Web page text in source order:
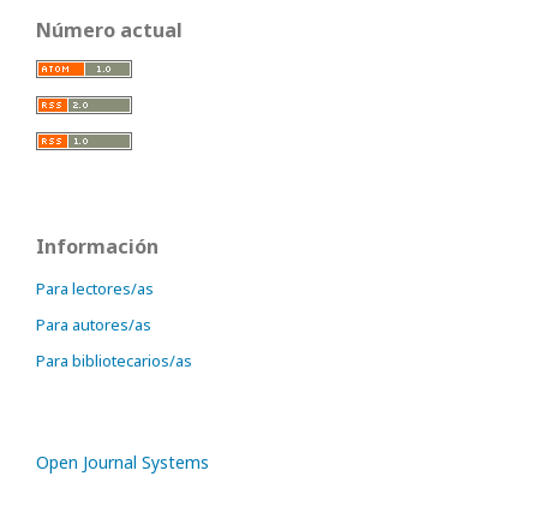
Número actual
Información
Para lectores/as
Para autores/as
Para bibliotecarios/as
Open Journal Systems